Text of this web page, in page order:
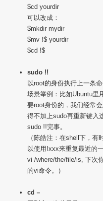
$cd yourdir
可以改成：
$mkdir mydir
$mv !$ yourdir
$cd !$
sudo !!
以root的身份执行上一条命
场景举例：比如Ubuntu里
要root身份的，我们经常
得不加上sudo再重新键入
sudo !!完事。
（陈皓注：在shell下，
以使用!xxx来重复最近的
vi /where/the/file/is, 下次
的vi命令。）
cd –